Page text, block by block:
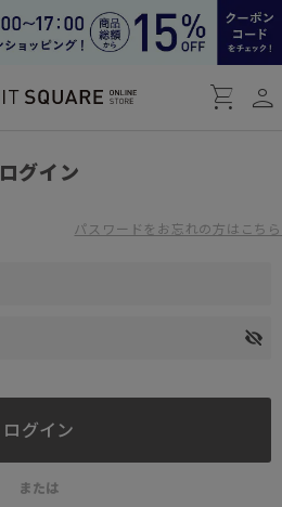
shopping_cart person
ログイン
パスワードをお忘れの方はこちら
または